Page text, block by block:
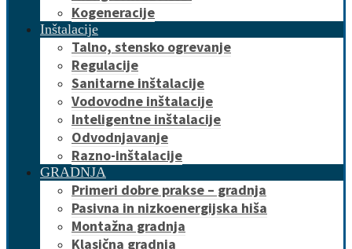
Kogeneracije
Inštalacije
Talno, stensko ogrevanje
Regulacije
Sanitarne inštalacije
Vodovodne inštalacije
Inteligentne inštalacije
Odvodnjavanje
Razno-inštalacije
GRADNJA
Primeri dobre prakse – gradnja
Pasivna in nizkoenergijska hiša
Montažna gradnja
Klasična gradnja